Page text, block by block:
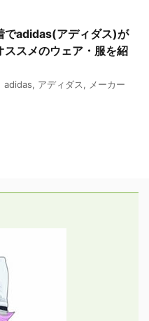
でadidas(アディダス)が
ススメのウェア・服を紹
adidas, アディダス, メーカー